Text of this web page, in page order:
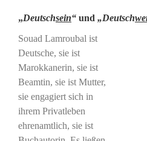
„Deutschsein“ und „Deutsch
Souad Lamroubal ist
Deutsche, sie ist
Marokkanerin, sie ist
Beamtin, sie ist Mutter,
sie engagiert sich in
ihrem Privatleben
ehrenamtlich, sie ist